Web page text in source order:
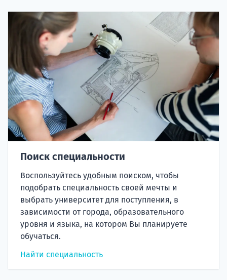
Поиск специальности
Воспользуйтесь удобным поиском, чтобы
подобрать специальность своей мечты и
выбрать университет для поступления, в
зависимости от города, образовательного
уровня и языка, на котором Вы планируете
обучаться.
Найти специальность